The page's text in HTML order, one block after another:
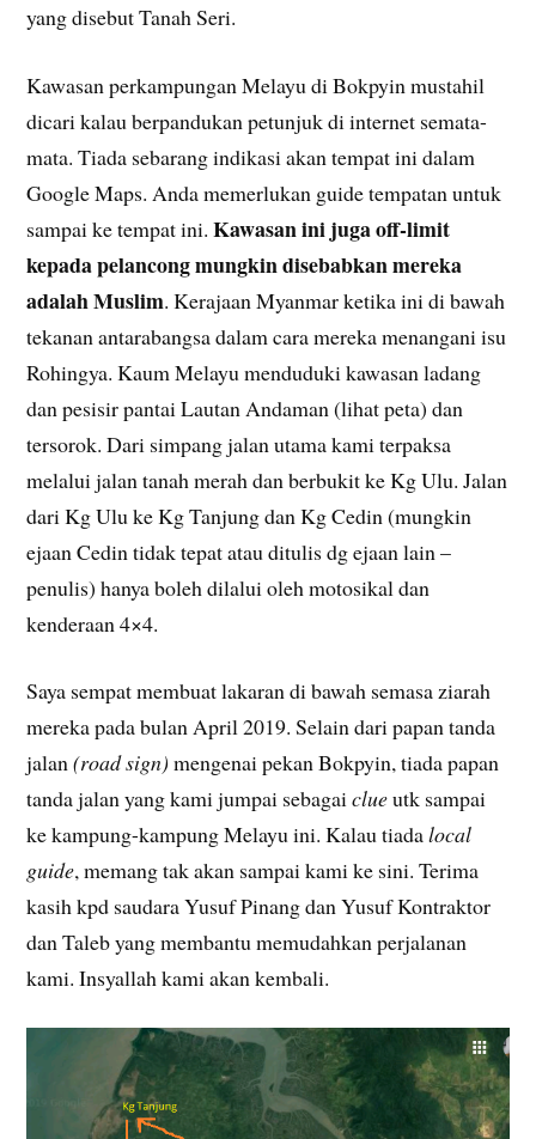
yang disebut Tanah Seri.
Kawasan perkampungan Melayu di Bokpyin mustahil
dicari kalau berpandukan petunjuk di internet semata-
mata. Tiada sebarang indikasi akan tempat ini dalam
Google Maps. Anda memerlukan guide tempatan untuk
sampai ke tempat ini.Kawasan ini juga off-limit
kepada pelancong mungkin disebabkan mereka
adalah Muslim. Kerajaan Myanmar ketika ini di bawah
tekanan antarabangsa dalam cara mereka menangani isu
Rohingya. Kaum Melayu menduduki kawasan ladang
dan pesisir pantai Lautan Andaman (lihat peta) dan
tersorok. Dari simpang jalan utama kami terpaksa
melalui jalan tanah merah dan berbukit ke Kg Ulu. Jalan
dari Kg Ulu ke Kg Tanjung dan Kg Cedin (mungkin
ejaan Cedin tidak tepat atau ditulis dg ejaan lain –
penulis) hanya boleh dilalui oleh motosikal dan
kenderaan 4×4.
Saya sempat membuat lakaran di bawah semasa ziarah
mereka pada bulan April 2019. Selain dari papan tanda
jalan(road sign)mengenai pekan Bokpyin, tiada papan
tanda jalan yang kami jumpai sebagaiclueutk sampai
ke kampung-kampung Melayu ini. Kalau tiadalocal
guide, memang tak akan sampai kami ke sini. Terima
kasih kpd saudara Yusuf Pinang dan Yusuf Kontraktor
dan Taleb yang membantu memudahkan perjalanan
kami. Insyallah kami akan kembali.